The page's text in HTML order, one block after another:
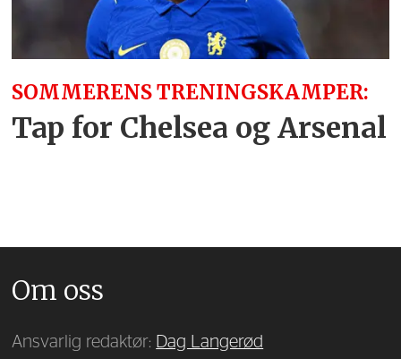
SOMMERENS TRENINGSKAMPER:
Tap for Chelsea og Arsenal
Om oss
Ansvarlig redaktør: Dag Langerød